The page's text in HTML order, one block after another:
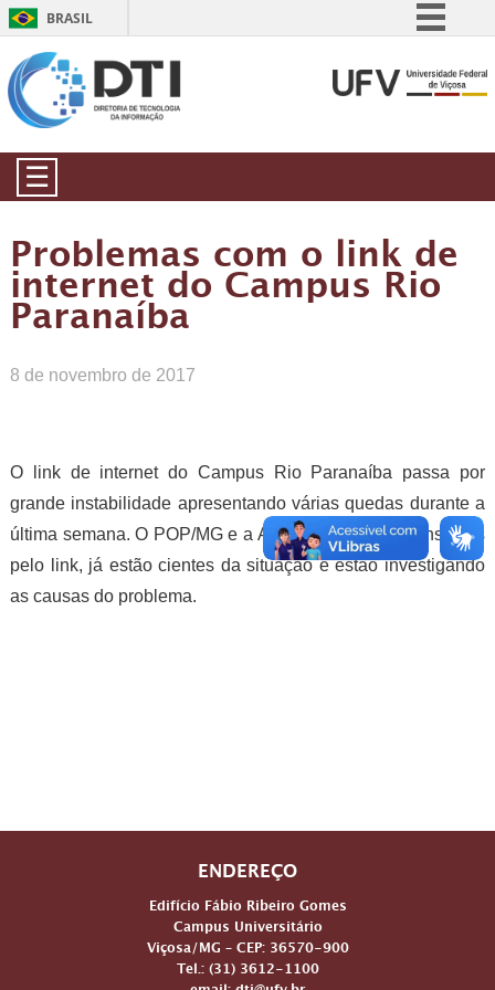
BRASIL
Comunica BR
☰
Problemas com o link de
internet do Campus Rio
Paranaíba
8 de novembro de 2017
O link de internet do Campus Rio Paranaíba passa por
grande instabilidade apresentando várias quedas durante a
última semana. O POP/MG e a Algar Telecom, responsáveis
pelo link, já estão cientes da situação e estão investigando
as causas do problema.
ENDEREÇO
Edifício Fábio Ribeiro Gomes
Campus Universitário
Viçosa/MG – CEP: 36570-900
Tel.: (31) 3612-1100